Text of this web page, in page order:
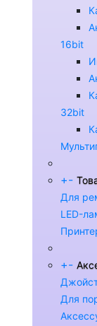
16bit
32bit
+-
Для
LED-
+-
Для